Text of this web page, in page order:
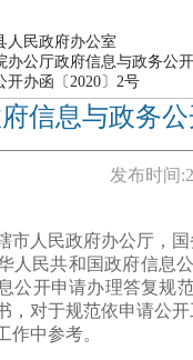
人民政府办公室
办公厅政府信息与政务公
开办函〔2020〕2号
信息与政务
发布时间:
市人民政府办公厅，
人民共和国政府信息
公开申请办理答复规
，对于规范依申请公
作中参考。